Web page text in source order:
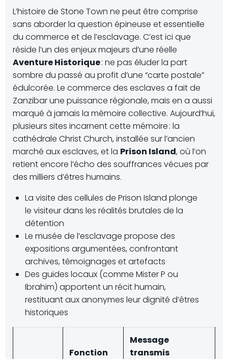
L’histoire de Stone Town ne peut être comprise
sans aborder la question épineuse et essentielle
du commerce et de l’esclavage. C’est ici que
réside l’un des enjeux majeurs d’une réelle
Aventure Historique: ne pas éluder la part
sombre du passé au profit d’une “carte postale”
édulcorée. Le commerce des esclaves a fait de
Zanzibar une puissance régionale, mais en a aussi
marqué à jamais la mémoire collective. Aujourd’hui,
plusieurs sites incarnent cette mémoire : la
cathédrale Christ Church, installée sur l’ancien
marché aux esclaves, et la Prison Island, où l’on
retient encore l’écho des souffrances vécues par
des milliers d’êtres humains.
La visite des cellules de Prison Island plonge
le visiteur dans les réalités brutales de la
détention
Le musée de l’esclavage propose des
expositions argumentées, confrontant
archives, témoignages et artefacts
Des guides locaux (comme Mister P ou
Ibrahim) apportent un récit humain,
restituant aux anonymes leur dignité d’êtres
historiques
Fonction
Message
transmis